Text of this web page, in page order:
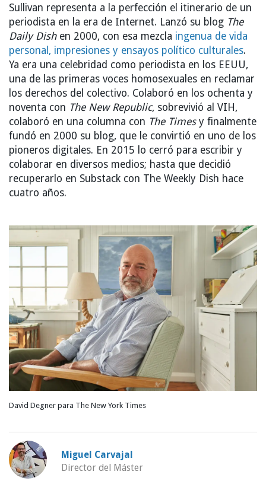
Sullivan representa a la perfección el itinerario de un
periodista en la era de Internet. Lanzó su blog The
Daily Dishen 2000, con esa mezcla ingenua de vida
personal, impresiones y ensayos político culturales.
Ya era una celebridad como periodista en los EEUU,
una de las primeras voces homosexuales en reclamar
los derechos del colectivo. Colaboró en los ochenta y
noventa con The New Republic, sobrevivió al VIH,
colaboró en una columna con The Timesy finalmente
fundó en 2000 su blog, que le convirtió en uno de los
pioneros digitales. En 2015 lo cerró para escribir y
colaborar en diversos medios; hasta que decidió
recuperarlo en Substack con The Weekly Dish hace
cuatro años.
David Degner para The New York Times
Miguel Carvajal
Director del Máster